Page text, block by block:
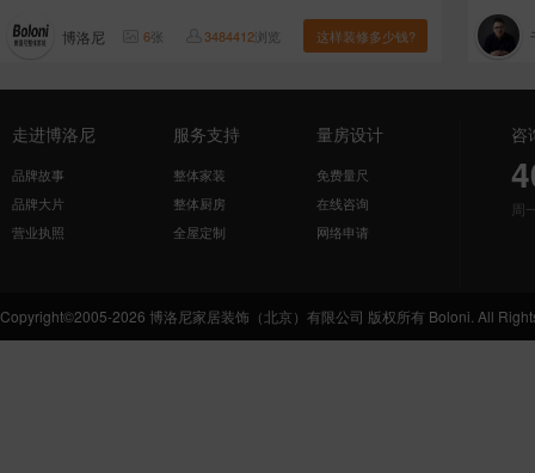
博洛尼 6张 3484412浏览 这样装修多少钱?
走进博洛尼
品牌故事
品牌大片
营业执照
服务支持
整体家装
整体厨房
全屋定制
量房设计
免费量尺
在线咨询
网络申请
咨
周
Copyright©2005-2026 博洛尼家居装饰（北京）有限公司 版权所有 Boloni. All